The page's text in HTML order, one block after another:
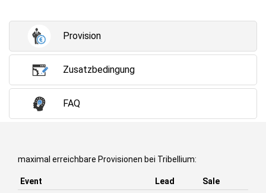
Provision
Zusatzbedingung
FAQ
maximal erreichbare Provisionen bei Tribellium:
Event Lead
Sale